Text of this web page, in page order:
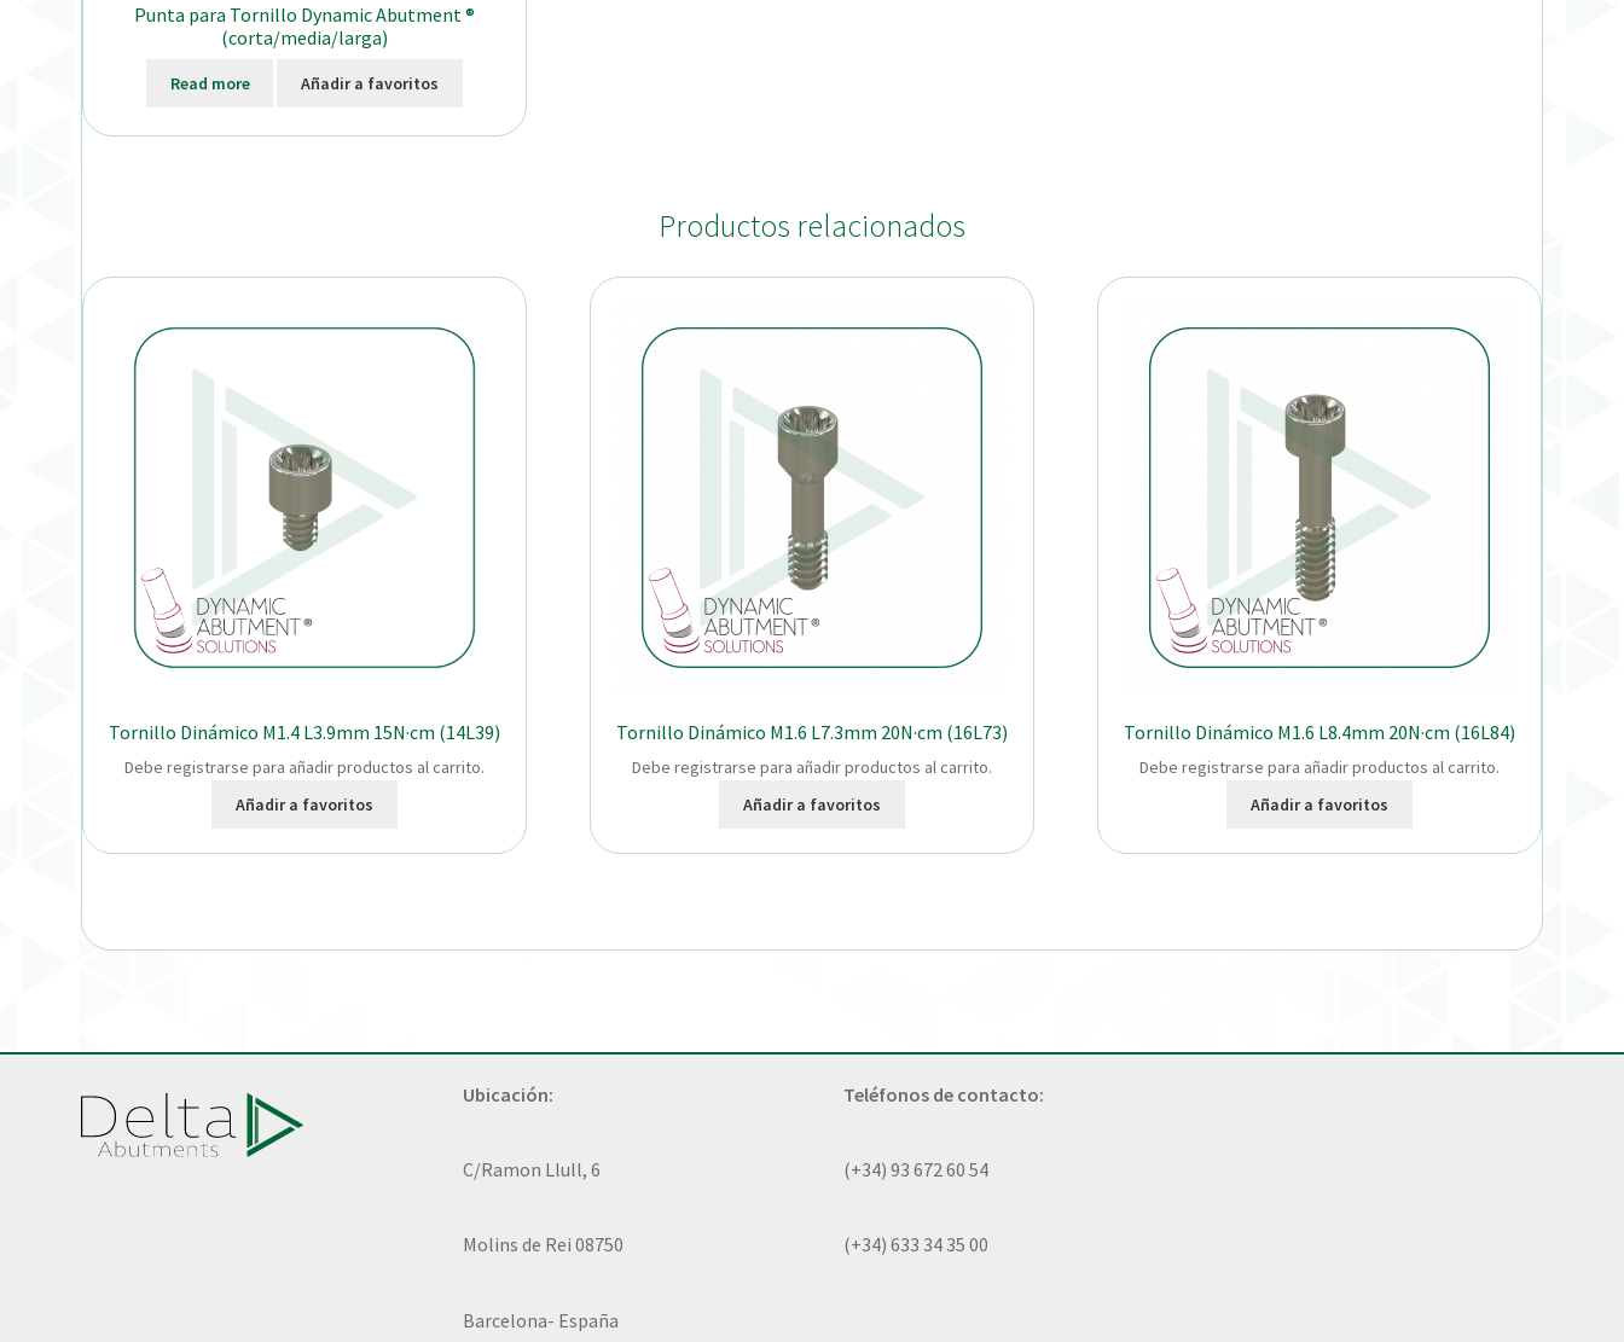
Punta para Tornillo Dynamic Abutment ®
(corta/media/larga)
Read more Añadir a favoritos
Productos relacionados
Tornillo Dinámico M1.4 L3.9mm 15N·cm (14L39)
Debe registrarse para añadir productos al carrito.
Añadir a favoritos
Tornillo Dinámico M1.6 L7.3mm 20N·cm (16L73)
Debe registrarse para añadir productos al carrito.
Añadir a favoritos
Tornillo Dinámico M1.6 L8.4mm 20N·cm (16L84)
Debe registrarse para añadir productos al carrito.
Añadir a favoritos
Ubicación:
C/Ramon Llull, 6
Molins de Rei 08750
Barcelona- España
Teléfonos de contacto:
(+34) 93 672 60 54
(+34) 633 34 35 00